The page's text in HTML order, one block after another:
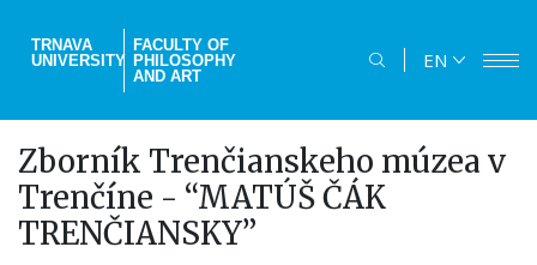
main
TRNAVA
UNIVERSITY
FACULTY OF
PHILOSOPHY
AND ART
EN
Zborník Trenčianskeho múzea v
Trenčíne - “MATÚŠ ČÁK
TRENČIANSKY”